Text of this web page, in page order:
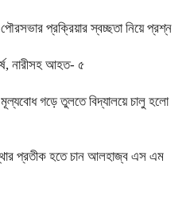
প্রক্রিয়ার স্বচ্ছতা নিয়ে প্রশ্ন
নারীসহ আহত- ৫
মূল্যবোধ গড়ে তুলতে বিদ্যালয়ে চালু হলো
প্রতীক হতে চান আলহাজ্ব এস এম